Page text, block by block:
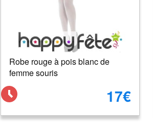
Robe rouge à pois blanc de
femme souris
17€